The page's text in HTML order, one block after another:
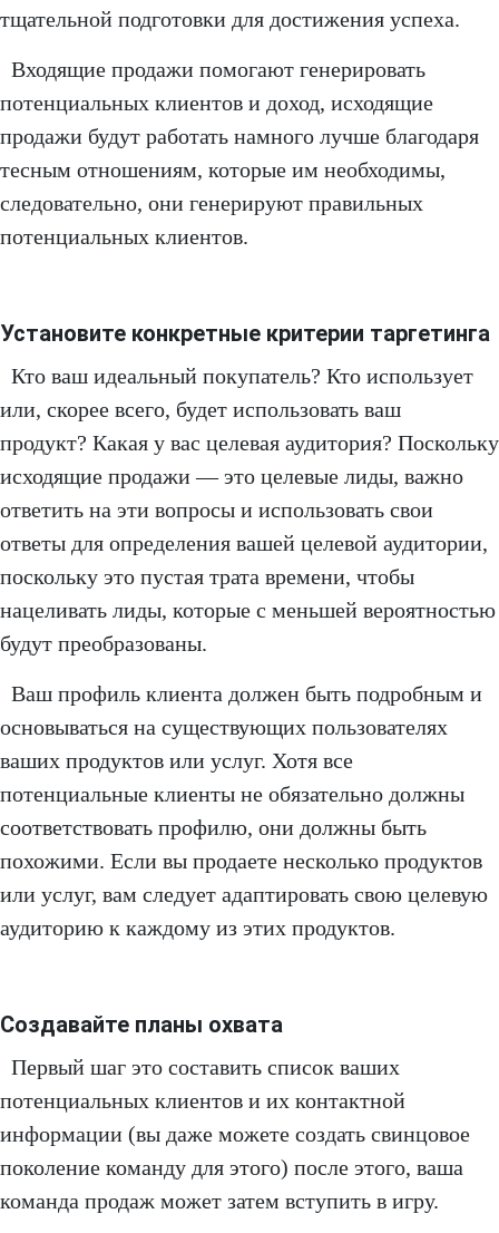
тщательной подготовки для достижения успеха.
Входящие продажи помогают генерировать
потенциальных клиентов и доход, исходящие
продажи будут работать намного лучше благодаря
тесным отношениям, которые им необходимы,
следовательно, они генерируют правильных
потенциальных клиентов.
Установите конкретные критерии таргетинга
Кто ваш идеальный покупатель? Кто использует
или, скорее всего, будет использовать ваш
продукт? Какая у вас целевая аудитория? Поскольку
исходящие продажи — это целевые лиды, важно
ответить на эти вопросы и использовать свои
ответы для определения вашей целевой аудитории,
поскольку это пустая трата времени, чтобы
нацеливать лиды, которые с меньшей вероятностью
будут преобразованы.
Ваш профиль клиента должен быть подробным и
основываться на существующих пользователях
ваших продуктов или услуг. Хотя все
потенциальные клиенты не обязательно должны
соответствовать профилю, они должны быть
похожими. Если вы продаете несколько продуктов
или услуг, вам следует адаптировать свою целевую
аудиторию к каждому из этих продуктов.
Создавайте планы охвата
Первый шаг это составить список ваших
потенциальных клиентов и их контактной
информации (вы даже можете создать свинцовое
поколение команду для этого) после этого, ваша
команда продаж может затем вступить в игру.